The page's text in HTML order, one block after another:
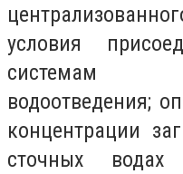
условия
системам
водоотведения;
концентрации
сточных водах